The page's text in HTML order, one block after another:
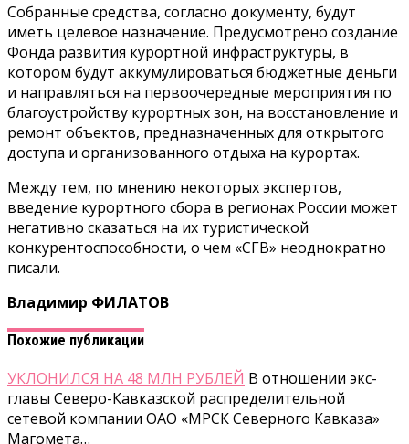
Собранные средства, согласно документу, будут
иметь целевое назначение. Предусмотрено создание
Фонда развития курортной инфраструктуры, в
котором будут аккумулироваться бюджетные деньги
и направляться на первоочередные мероприятия по
благоустройству курортных зон, на восстановление и
ремонт объектов, предназначенных для открытого
доступа и организованного отдыха на курортах.
Между тем, по мнению некоторых экспертов,
введение курортного сбора в регионах России может
негативно сказаться на их туристической
конкурентоспособности, о чем «СГВ» неоднократно
писали.
Владимир ФИЛАТОВ
Похожие публикации
УКЛОНИЛСЯ НА 48 МЛН РУБЛЕЙ В отношении экс-
главы Северо-Кавказской распределительной
сетевой компании ОАО «МРСК Северного Кавказа»
Магомета…